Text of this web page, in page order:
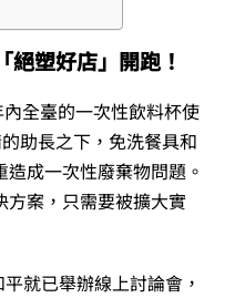
絕塑好店」開跑！
全臺的一次性飲料杯使
助長之下，免洗餐具和
成一次性廢棄物問題。
方案，只需要被擴大實
就已舉辦線上討論會，